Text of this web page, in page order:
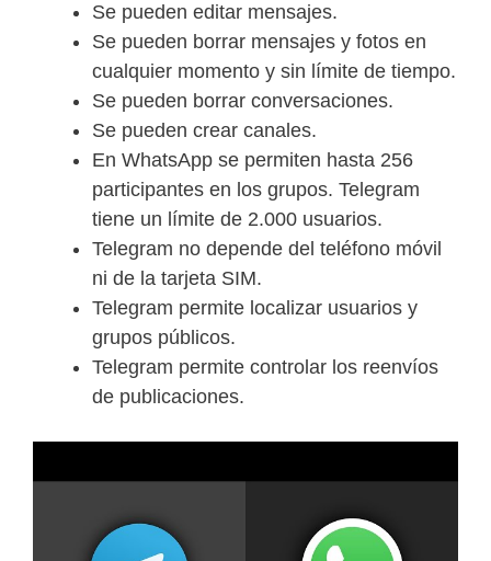
Se pueden editar mensajes.
Se pueden borrar mensajes y fotos en
cualquier momento y sin límite de tiempo.
Se pueden borrar conversaciones.
Se pueden crear canales.
En WhatsApp se permiten hasta 256
participantes en los grupos. Telegram
tiene un límite de 2.000 usuarios.
Telegram no depende del teléfono móvil
ni de la tarjeta SIM.
Telegram permite localizar usuarios y
grupos públicos.
Telegram permite controlar los reenvíos
de publicaciones.